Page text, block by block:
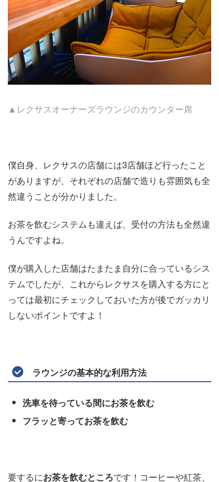
▲レクサスオーナーズラウンジのカウンター席
僕自身、レクサスの店舗には3店舗ほど行ったこと
がありますが、それぞれの店舗で造りも雰囲気も全
然違うことが分かりました。
お茶を飲むシステムも違えば、受付の方法も全然違
うんですよね。
僕が購入した店舗はたまたま自分に合っているシス
テムでしたが、これからレクサスを購入する方にと
っては最初にチェックしておいた方が後でガッカリ
しないポイントですよ！
ラウンジの基本的な利用方法
洗車を待っている間にお茶を飲む
フラッと寄ってお茶を飲む
要するにお茶を飲むところです！コーヒーや紅茶、